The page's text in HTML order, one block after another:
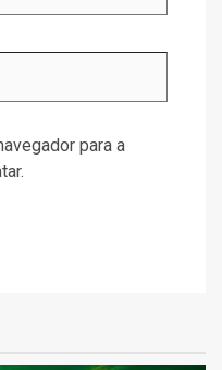
para a